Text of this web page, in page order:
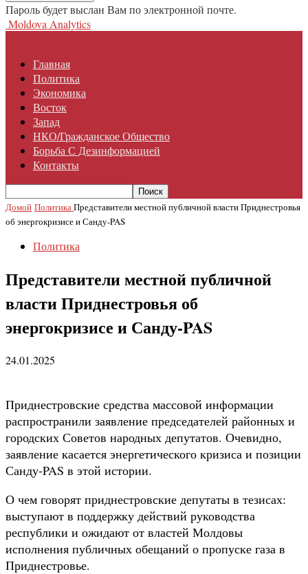
Пароль будет выслан Вам по электронной почте.
Moldova Analytics
Главная
Политика
Экономика
Восток
Запад
НКО/гражданское Общество
Борьба С Дезинформацией
Контакты
Домой ПолитикаПредставители местной публичной власти Приднестровья
об энергокризисе и Санду-PAS
Политика
Представители местной публичной
власти Приднестровья об
энергокризисе и Санду-PAS
24.01.2025
Приднестровские средства массовой информации
распространили заявление председателей районных и
городских Советов народных депутатов. Очевидно,
заявление касается энергетического кризиса и позиции
Санду-PAS в этой истории.
О чем говорят приднестровские депутаты в тезисах:
выступают в поддержку действий руководства
республики и ожидают от властей Молдовы
исполнения публичных обещаний о пропуске газа в
Приднестровье.